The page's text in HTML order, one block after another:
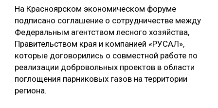
БИОЭНЕРГЕТИКА
ЛЕСОВОССТАНОВЛЕНИЕ И ЗАЩИТА
ЛОГИСТИКА
ПРОИЗВОДСТВО ДРЕВЕСНЫХ ПЛИТ
ЦБП
РУБРИКИ
ТЕМАТИЧЕСКИЕ ПРОЕКТЫ
ПОДБОРКИ СТАТЕЙ
На Красноярском экономическом форуме
подписано соглашение о сотрудничестве между
Федеральным агентством лесного хозяйства,
Правительством края и компанией «РУСАЛ»,
которые договорились о совместной работе по
реализации добровольных проектов в области
поглощения парниковых газов на территории
региона.